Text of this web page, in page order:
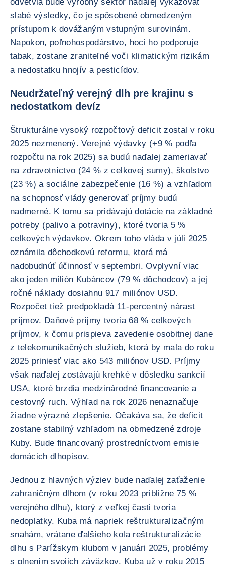
slabé výsledky, čo je spôsobené obmedzeným
prístupom k dovážaným vstupným surovinám.
Napokon, poľnohospodárstvo, hoci ho podporuje
tabak, zostane zraniteľné voči klimatickým rizikám
a nedostatku hnojív a pesticídov.
Neudržateľný verejný dlh pre krajinu s
nedostatkom devíz
Štrukturálne vysoký rozpočtový deficit zostal v roku
2025 nezmenený. Verejné výdavky (+9 % podľa
rozpočtu na rok 2025) sa budú naďalej zameriavať
na zdravotníctvo (24 % z celkovej sumy), školstvo
(23 %) a sociálne zabezpečenie (16 %) a vzhľadom
na schopnosť vlády generovať príjmy budú
nadmerné. K tomu sa pridávajú dotácie na základné
potreby (palivo a potraviny), ktoré tvoria 5 %
celkových výdavkov. Okrem toho vláda v júli 2025
oznámila dôchodkovú reformu, ktorá má
nadobudnúť účinnosť v septembri. Ovplyvní viac
ako jeden milión Kubáncov (79 % dôchodcov) a jej
ročné náklady dosiahnu 917 miliónov USD.
Rozpočet tiež predpokladá 11-percentný nárast
príjmov. Daňové príjmy tvoria 68 % celkových
príjmov, k čomu prispieva zavedenie osobitnej dane
z telekomunikačných služieb, ktorá by mala do roku
2025 priniesť viac ako 543 miliónov USD. Príjmy
však naďalej zostávajú krehké v dôsledku sankcií
USA, ktoré brzdia medzinárodné financovanie a
cestovný ruch. Výhľad na rok 2026 nenaznačuje
žiadne výrazné zlepšenie. Očakáva sa, že deficit
zostane stabilný vzhľadom na obmedzené zdroje
Kuby. Bude financovaný prostredníctvom emisie
domácich dlhopisov.
Jednou z hlavných výziev bude naďalej zaťaženie
zahraničným dlhom (v roku 2023 približne 75 %
verejného dlhu), ktorý z veľkej časti tvoria
nedoplatky. Kuba má napriek reštrukturalizačným
snahám, vrátane ďalšieho kola reštrukturalizácie
dlhu s Parížskym klubom v januári 2025, problémy
s plnením svojich záväzkov. Kuba už v roku 2015